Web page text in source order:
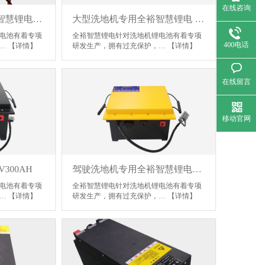
无人洗地机专用全裕智慧锂电池 36V200AH
池有着专项
【详情】
大型洗地机专用全裕智慧锂电 24V240AH
全裕智慧锂电针对洗地机锂电池有着专项
研发生产，拥有过充保护，…
【详情】
池有着专项
【详情】
驾驶洗地机专用全裕智慧锂电池 24V150AH
全裕智慧锂电针对洗地机锂电池有着专项
研发生产，拥有过充保护，…
【详情】
在线咨询
400电话
在线留言
移动官网